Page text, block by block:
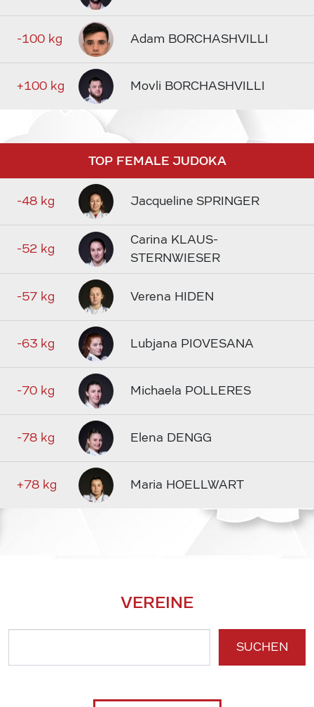
-100 kg Adam BORCHASHVILLI
+100 kg Movli BORCHASHVILLI
TOP FEMALE JUDOKA
-48 kg Jacqueline SPRINGER
-52 kg
Carina KLAUS-
STERNWIESER
-57 kg Verena HIDEN
-63 kg Lubjana PIOVESANA
-70 kg Michaela POLLERES
-78 kg Elena DENGG
+78 kg Maria HOELLWART
VEREINE
SUCHEN